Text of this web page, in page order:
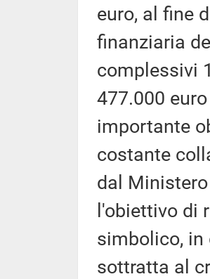
euro, al fine
finanziaria
complessivi
477.000
importante
costante
dal
l'obiettivo di
simbolico, in
sottratta al